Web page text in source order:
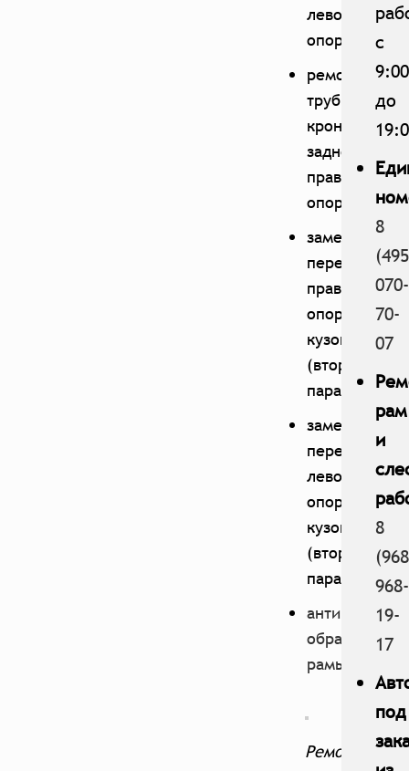
левой
опоры;
ремонт
трубы
кронштейна
задней
правой
опоры;
замена
передней
правой
опоры
кузова
(вторая
пара);
замена
передней
левой
опоры
кузова
(вторая
пара);
обработка
рамы
Ремонт
с
9:00
до
8
070-
70-
07
рам
и
8
968-
19-
17
под